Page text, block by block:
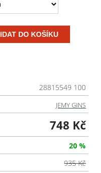
28815549 100
JEMY GINS
748 Kč
20 %
935 Kč